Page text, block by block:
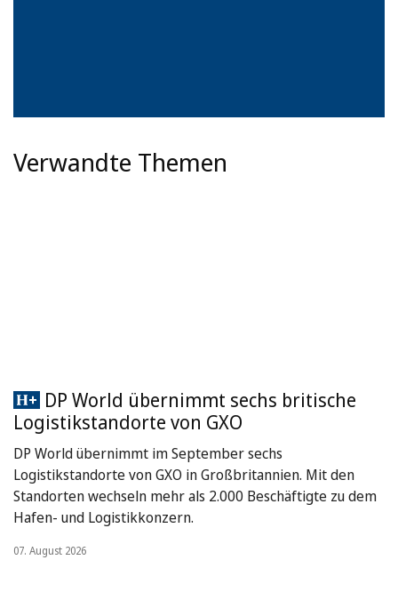
Verwandte Themen
DP World übernimmt sechs britische
Logistikstandorte von GXO
DP World übernimmt im September sechs
Logistikstandorte von GXO in Großbritannien. Mit den
Standorten wechseln mehr als 2.000 Beschäftigte zu dem
Hafen- und Logistikkonzern.
07. August 2026